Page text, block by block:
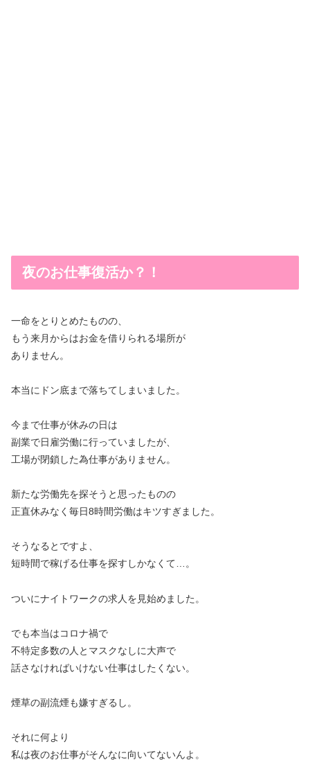
夜のお仕事復活か？！
一命をとりとめたものの、
もう来月からはお金を借りられる場所が
ありません。
本当にドン底まで落ちてしまいました。
今まで仕事が休みの日は
副業で日雇労働に行っていましたが、
工場が閉鎖した為仕事がありません。
新たな労働先を探そうと思ったものの
正直休みなく毎日8時間労働はキツすぎました。
そうなるとですよ、
短時間で稼げる仕事を探すしかなくて…。
ついにナイトワークの求人を見始めました。
でも本当はコロナ禍で
不特定多数の人とマスクなしに大声で
話さなければいけない仕事はしたくない。
煙草の副流煙も嫌すぎるし。
それに何より
私は夜のお仕事がそんなに向いてないんよ。